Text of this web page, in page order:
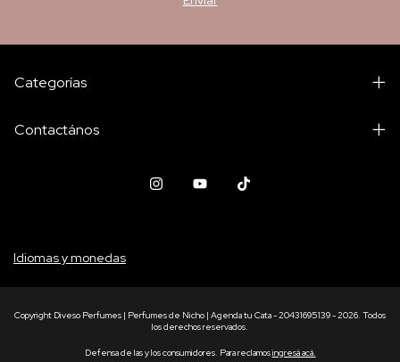
Categorías
Contactános
Idiomas y monedas
Copyright Diveso Perfumes | Perfumes de Nicho | Agenda tu Cata - 20431695139 - 2026. Todos
los derechos reservados.
Defensa de las y los consumidores. Para reclamosingresá acá.